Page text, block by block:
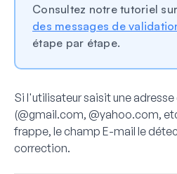
Consultez notre tutoriel sur
des messages de
étape par étape.
Si l'utilisateur saisit une
(@gmail.com, @yahoo.com,
frappe, le champ E-mail le
correction.